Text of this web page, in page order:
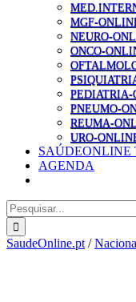
MGF-
NEURO-
ONCO-
PEDIATRIA-
PNEUMO-
REUMA-
URO-
SAÚDEONLINE
AGENDA
Pesquisar
SaudeOnline.pt /